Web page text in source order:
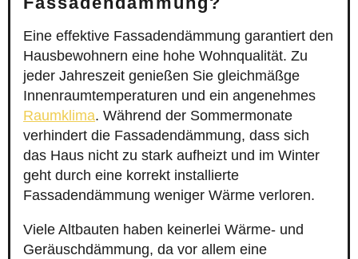
Eine effektive Fassadendämmung garantiert den
Hausbewohnern eine hohe Wohnqualität. Zu
jeder Jahreszeit genießen Sie gleichmäßge
Innenraumtemperaturen und ein angenehmes
Raumklima. Während der Sommermonate
verhindert die Fassadendämmung, dass sich
das Haus nicht zu stark aufheizt und im Winter
geht durch eine korrekt installierte
Fassadendämmung weniger Wärme verloren.
Viele Altbauten haben keinerlei Wärme- und
Geräuschdämmung, da vor allem eine